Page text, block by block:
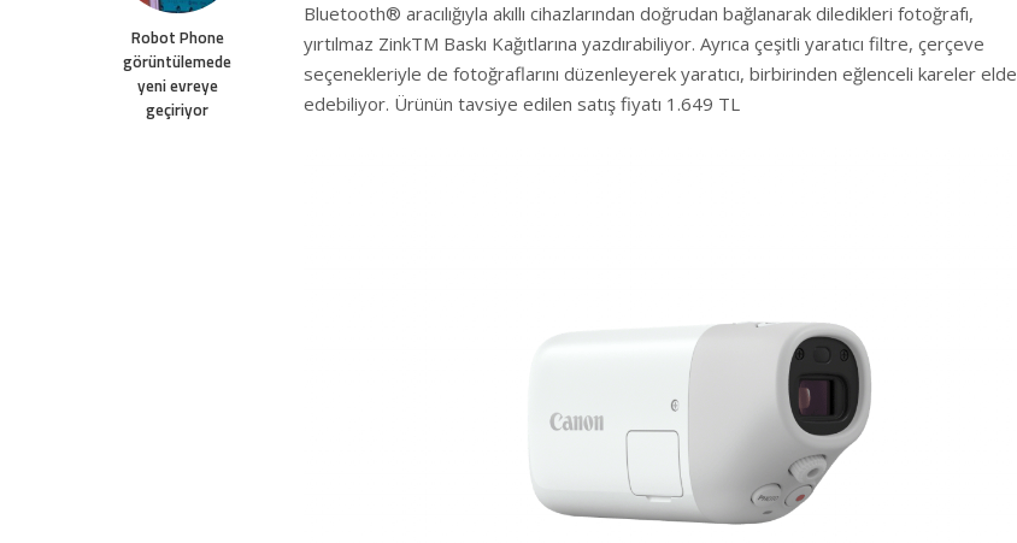
Robot Phone
görüntülemede
yeni evreye
geçiriyor
Bluetooth® aracılığıyla akıllı cihazlarından doğrudan bağlanarak diledikleri fotoğrafı,
yırtılmaz ZinkTM Baskı Kağıtlarına yazdırabiliyor. Ayrıca çeşitli yaratıcı filtre, çerçeve
seçenekleriyle de fotoğraflarını düzenleyerek yaratıcı, birbirinden eğlenceli kareler elde
edebiliyor. Ürünün tavsiye edilen satış fiyatı 1.649 TL